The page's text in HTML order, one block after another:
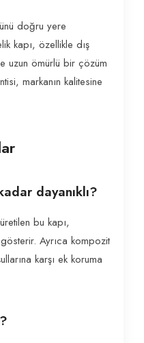
doğru yere
kapı, özellikle dış
uzun ömürlü bir çözüm
markanın kalitesine
dayanıklı?
bu kapı,
Ayrıca kompozit
karşı ek koruma